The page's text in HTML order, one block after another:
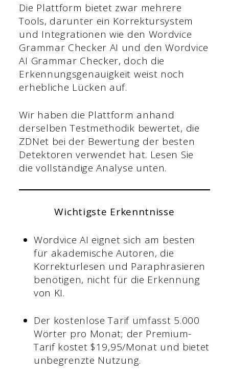
Die Plattform bietet zwar mehrere
Tools, darunter ein Korrektursystem
und Integrationen wie den Wordvice
Grammar Checker AI und den Wordvice
AI Grammar Checker, doch die
Erkennungsgenauigkeit weist noch
erhebliche Lücken auf.
Wir haben die Plattform anhand
derselben Testmethodik bewertet, die
ZDNet bei der Bewertung der besten
Detektoren verwendet hat. Lesen Sie
die vollständige Analyse unten.
Wichtigste Erkenntnisse
Wordvice AI eignet sich am besten
für akademische Autoren, die
Korrekturlesen und Paraphrasieren
benötigen, nicht für die Erkennung
von KI.
Der kostenlose Tarif umfasst 5.000
Wörter pro Monat; der Premium-
Tarif kostet $19,95/Monat und bietet
unbegrenzte Nutzung.